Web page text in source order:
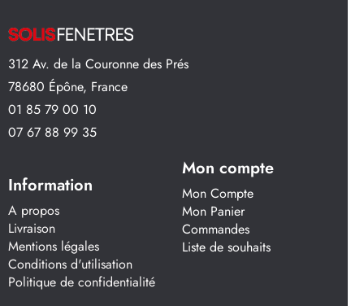
312 Av. de la Couronne des Prés
78680 Épône, France
01 85 79 00 10
07 67 88 99 35
Information
A propos
Livraison
Mentions légales
Conditions d'utilisation
Politique de confidentialité
Mon compte
Mon Compte
Mon Panier
Commandes
Liste de souhaits